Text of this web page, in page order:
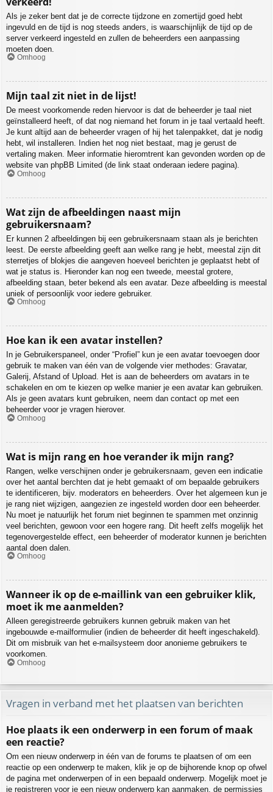
Als je zeker bent dat je de correcte tijdzone en zomertijd goed hebt
ingevuld en de tijd is nog steeds anders, is waarschijnlijk de tijd op de
server verkeerd ingesteld en zullen de beheerders een aanpassing
moeten doen.
Omhoog
Mijn taal zit niet in de lijst!
De meest voorkomende reden hiervoor is dat de beheerder je taal niet
geïnstalleerd heeft, of dat nog niemand het forum in je taal vertaald heeft.
Je kunt altijd aan de beheerder vragen of hij het talenpakket, dat je nodig
hebt, wil installeren. Indien het nog niet bestaat, mag je gerust de
vertaling maken. Meer informatie hieromtrent kan gevonden worden op de
website van phpBB Limited (de link staat onderaan iedere pagina).
Omhoog
Wat zijn de afbeeldingen naast mijn
gebruikersnaam?
Er kunnen 2 afbeeldingen bij een gebruikersnaam staan als je berichten
leest. De eerste afbeelding geeft aan welke rang je hebt, meestal zijn dit
sterretjes of blokjes die aangeven hoeveel berichten je geplaatst hebt of
wat je status is. Hieronder kan nog een tweede, meestal grotere,
afbeelding staan, beter bekend als een avatar. Deze afbeelding is meestal
uniek of persoonlijk voor iedere gebruiker.
Omhoog
Hoe kan ik een avatar instellen?
In je Gebruikerspaneel, onder “Profiel” kun je een avatar toevoegen door
gebruik te maken van één van de volgende vier methodes: Gravatar,
Galerij, Afstand of Upload. Het is aan de beheerders om avatars in te
schakelen en om te kiezen op welke manier je een avatar kan gebruiken.
Als je geen avatars kunt gebruiken, neem dan contact op met een
beheerder voor je vragen hierover.
Omhoog
Wat is mijn rang en hoe verander ik mijn rang?
Rangen, welke verschijnen onder je gebruikersnaam, geven een indicatie
over het aantal berchten dat je hebt gemaakt of om bepaalde gebruikers
te identificeren, bijv. moderators en beheerders. Over het algemeen kun je
je rang niet wijzigen, aangezien ze ingesteld worden door een beheerder.
Nu moet je natuurlijk het forum niet beginnen te spammen met onzinnig
veel berichten, gewoon voor een hogere rang. Dit heeft zelfs mogelijk het
tegenovergestelde effect, een beheerder of moderator kunnen je berichten
aantal doen dalen.
Omhoog
Wanneer ik op de e-maillink van een gebruiker klik,
moet ik me aanmelden?
Alleen geregistreerde gebruikers kunnen gebruik maken van het
ingebouwde e-mailformulier (indien de beheerder dit heeft ingeschakeld).
Dit om misbruik van het e-mailsysteem door anonieme gebruikers te
voorkomen.
Omhoog
Vragen in verband met het plaatsen van berichten
Hoe plaats ik een onderwerp in een forum of maak
een reactie?
Om een nieuw onderwerp in één van de forums te plaatsen of om een
reactie op een onderwerp te maken, klik je op de bijhorende knop op ofwel
de pagina met onderwerpen of in een bepaald onderwerp. Mogelijk moet je
je registreren voor je een nieuw onderwerp kan aanmaken, de permissies